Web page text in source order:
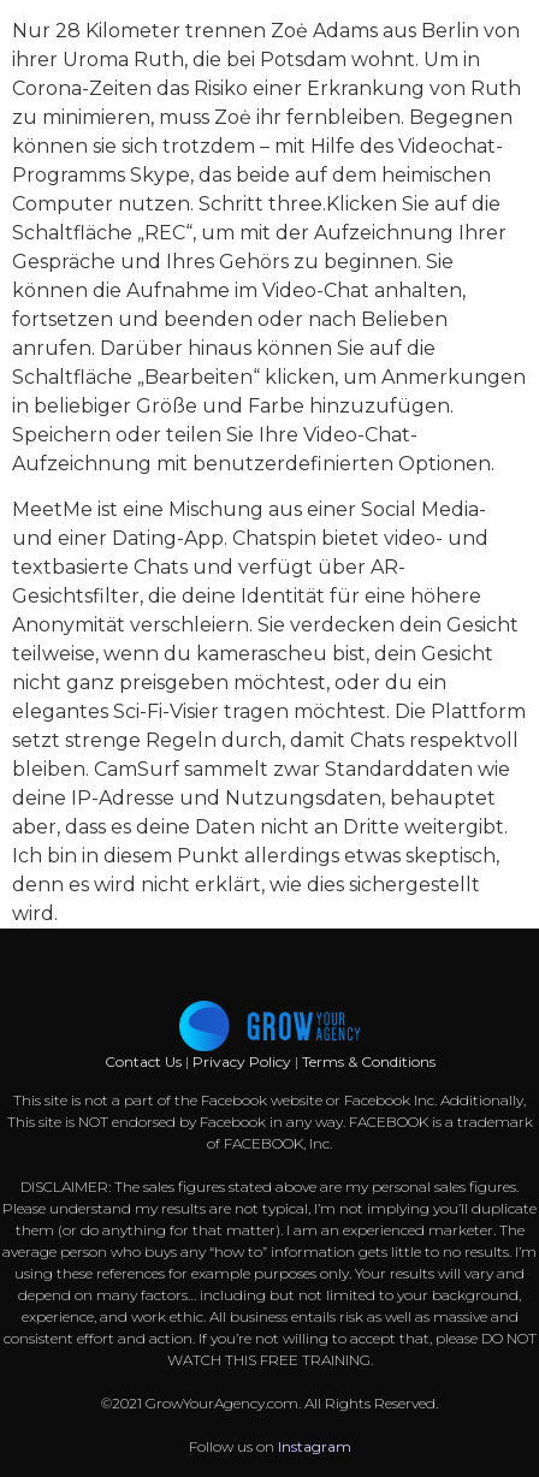
Nur 28 Kilo­meter trennen Zoė Adams aus Berlin von
ihrer Uroma Ruth, die bei Potsdam wohnt. Um in
Corona-Zeiten das Risiko einer Erkrankung von Ruth
zu minimieren, muss Zoė ihr fern­bleiben. Begegnen
können sie sich trotzdem – mit Hilfe des Video­chat-
Programms Skype, das beide auf dem heimischen
Computer nutzen. Schritt three.Klicken Sie auf die
Schaltfläche „REC“, um mit der Aufzeichnung Ihrer
Gespräche und Ihres Gehörs zu beginnen. Sie
können die Aufnahme im Video-Chat anhalten,
fortsetzen und beenden oder nach Belieben
anrufen. Darüber hinaus können Sie auf die
Schaltfläche „Bearbeiten“ klicken, um Anmerkungen
in beliebiger Größe und Farbe hinzuzufügen.
Speichern oder teilen Sie Ihre Video-Chat-
Aufzeichnung mit benutzerdefinierten Optionen.
MeetMe ist eine Mischung aus einer Social Media-
und einer Dating-App. Chatspin bietet video- und
textbasierte Chats und verfügt über AR-
Gesichtsfilter, die deine Identität für eine höhere
Anonymität verschleiern. Sie verdecken dein Gesicht
teilweise, wenn du kamerascheu bist, dein Gesicht
nicht ganz preisgeben möchtest, oder du ein
elegantes Sci-Fi-Visier tragen möchtest. Die Plattform
setzt strenge Regeln durch, damit Chats respektvoll
bleiben. CamSurf sammelt zwar Standarddaten wie
deine IP-Adresse und Nutzungsdaten, behauptet
aber, dass es deine Daten nicht an Dritte weitergibt.
Ich bin in diesem Punkt allerdings etwas skeptisch,
denn es wird nicht erklärt, wie dies sichergestellt
wird.
Contact Us | Privacy Policy| Terms & Conditions
This site is not a part of the Facebook website or Facebook Inc. Additionally,
This site is NOT endorsed by Facebook in any way. FACEBOOK is a trademark
of FACEBOOK, Inc.
DISCLAIMER: The sales figures stated above are my personal sales figures.
Please understand my results are not typical, I’m not implying you’ll duplicate
them (or do anything for that matter). I am an experienced marketer. The
average person who buys any “how to” information gets little to no results. I’m
using these references for example purposes only. Your results will vary and
depend on many factors… including but not limited to your background,
experience, and work ethic. All business entails risk as well as massive and
consistent effort and action. If you’re not willing to accept that, please DO NOT
WATCH THIS FREE TRAINING.
©2021 GrowYourAgency.com. All Rights Reserved.
Follow us on Instagram